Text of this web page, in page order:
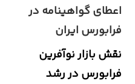
اعطای گواهینامه در
فرابورس ایران
نقش بازار نوآفرین
فرابورس در رشد